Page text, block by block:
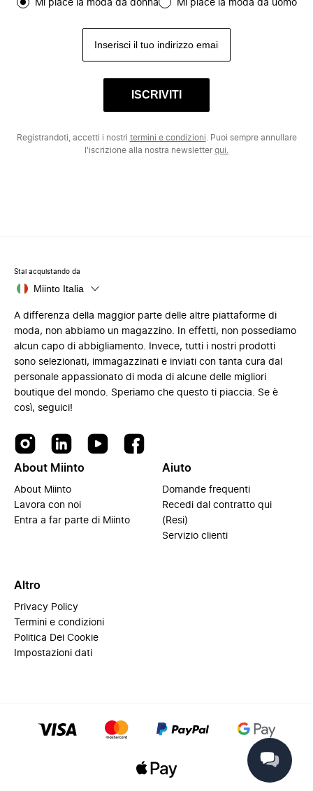
Mi piace la moda da donna Mi piace la moda da uomo
ISCRIVITI
Registrandoti, accetti i nostri termini e condizioni . Puoi sempre annullare
l'iscrizione alla nostra newsletterqui.
Stai acquistando da
Miinto Italia
A differenza della maggior parte delle altre piattaforme di
moda, non abbiamo un magazzino. In effetti, non possediamo
alcun capo di abbigliamento. Invece, tutti i nostri prodotti
sono selezionati, immagazzinati e inviati con tanta cura dal
personale appassionato di moda di alcune delle migliori
boutique del mondo. Speriamo che questo ti piaccia. Se è
così, seguici!
About Miinto
About Miinto
Lavora con noi
Entra a far parte di Miinto
Aiuto
Domande frequenti
Recedi dal contratto qui
(Resi)
Servizio clienti
Altro
Privacy Policy
Termini e condizioni
Politica Dei Cookie
Impostazioni dati